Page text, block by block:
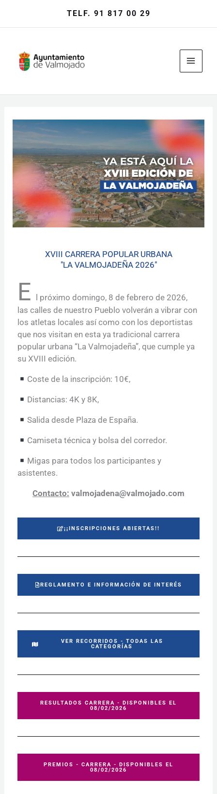
contenido
TELF. 91 817 00 29
XVIII CARRERA POPULAR URBANA
"LA VALMOJADEÑA 2026"
E
l próximo domingo, 8 de febrero de 2026,
las calles de nuestro Pueblo volverán a vibrar con
los atletas locales así como con los deportistas
que nos visitan en esta ya tradicional carrera
popular urbana “La Valmojadeña”, que cumple ya
su XVIII edición.
Coste de la inscripción: 10€,
Distancias: 4K y 8K,
Salida desde Plaza de España.
Camiseta técnica y bolsa del corredor.
Migas para todos los participantes y
asistentes.
Contacto: valmojadena@valmojado.com
¡¡INSCRIPCIONES ABIERTAS!!
REGLAMENTO E INFORMACIÓN DE INTERÉS
VER RECORRIDOS - TODAS LAS
CATEGORÍAS
RESULTADOS CARRERA - DISPONIBLES EL
08/02/2026
PREMIOS - CARRERA - DISPONIBLES EL
08/02/2026